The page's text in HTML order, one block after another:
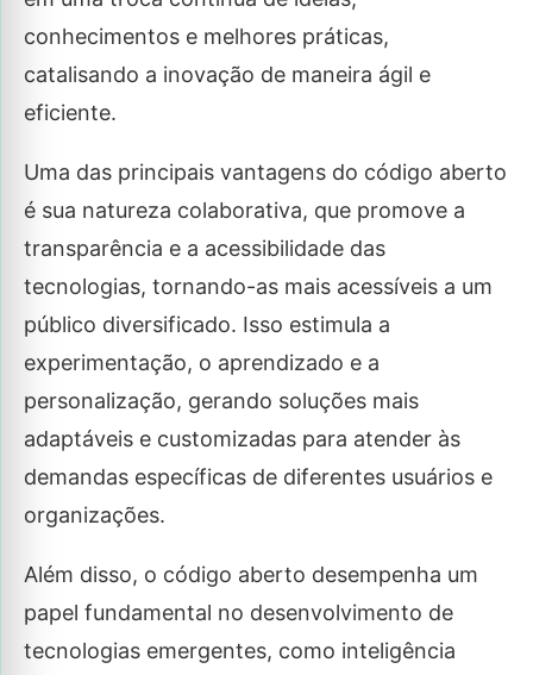
conhecimentos e melhores práticas,
catalisando a inovação de maneira ágil e
eficiente.
Uma das principais vantagens do código aberto
é sua natureza colaborativa, que promove a
transparência e a acessibilidade das
tecnologias, tornando-as mais acessíveis a um
público diversificado. Isso estimula a
experimentação, o aprendizado e a
personalização, gerando soluções mais
adaptáveis e customizadas para atender às
demandas específicas de diferentes usuários e
organizações.
Além disso, o código aberto desempenha um
papel fundamental no desenvolvimento de
tecnologias emergentes, como inteligência